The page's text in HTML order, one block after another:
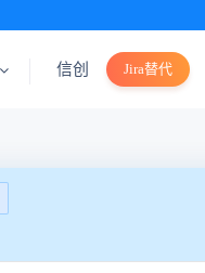
信创 Jira替代